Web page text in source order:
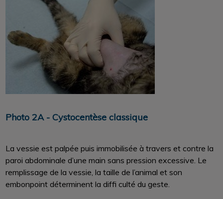
Photo 2A - Cystocentèse classique
La vessie est palpée puis immobilisée à travers et contre la
paroi abdominale d’une main sans pression excessive. Le
remplissage de la vessie, la taille de l’animal et son
embonpoint déterminent la diffi culté du geste.